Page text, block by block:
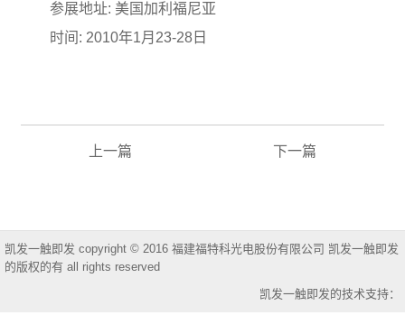
参展地址: 美国加利福尼亚
时间: 2010年1月23-28日
下一篇
上一篇
凯发一触即发 copyright © 2016 福建福特科光电股份有限公司 凯发一触即发
的版权的有 all rights reserved
凯发一触即发的技术支持：